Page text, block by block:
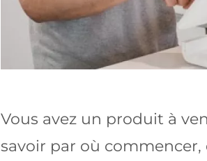
Vous avez un produit à
savoir par où